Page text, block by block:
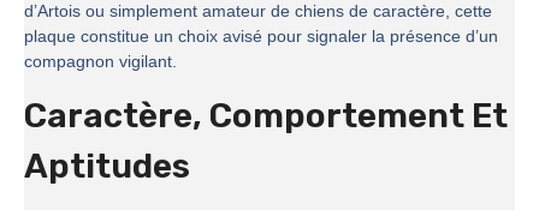
d’Artois ou simplement amateur de chiens de caractère, cette
plaque constitue un choix avisé pour signaler la présence d’un
compagnon vigilant.
Caractère, Comportement Et
Aptitudes